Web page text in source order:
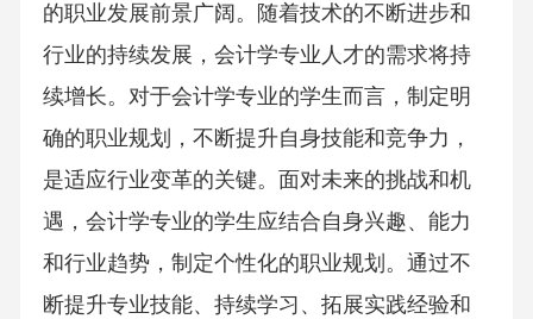
的职业发展前景广阔。随着技术的不断进步和
行业的持续发展，会计学专业人才的需求将持
续增长。对于会计学专业的学生而言，制定明
确的职业规划，不断提升自身技能和竞争力，
是适应行业变革的关键。面对未来的挑战和机
遇，会计学专业的学生应结合自身兴趣、能力
和行业趋势，制定个性化的职业规划。通过不
断提升专业技能、持续学习、拓展实践经验和